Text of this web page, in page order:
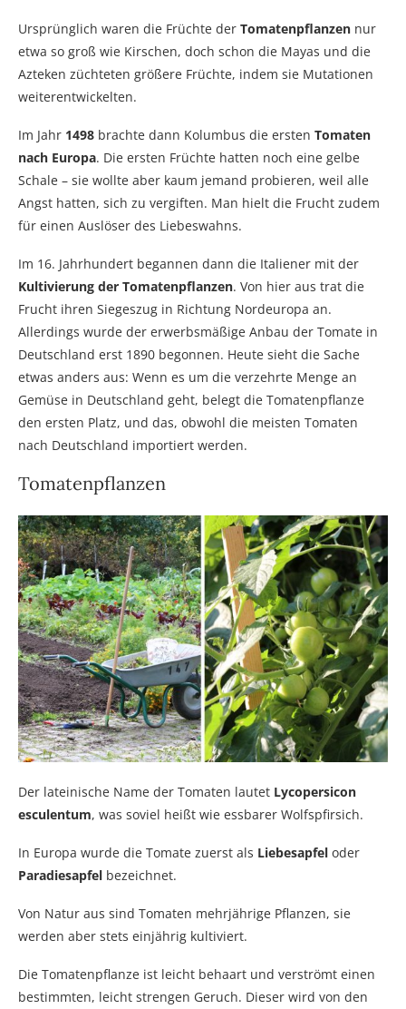
Ursprünglich waren die Früchte der Tomatenpflanzen nur
etwa so groß wie Kirschen, doch schon die Mayas und die
Azteken züchteten größere Früchte, indem sie Mutationen
weiterentwickelten.
Im Jahr 1498 brachte dann Kolumbus die ersten Tomaten
nach Europa. Die ersten Früchte hatten noch eine gelbe
Schale – sie wollte aber kaum jemand probieren, weil alle
Angst hatten, sich zu vergiften. Man hielt die Frucht zudem
für einen Auslöser des Liebeswahns.
Im 16. Jahrhundert begannen dann die Italiener mit der
Kultivierung der Tomatenpflanzen. Von hier aus trat die
Frucht ihren Siegeszug in Richtung Nordeuropa an.
Allerdings wurde der erwerbsmäßige Anbau der Tomate in
Deutschland erst 1890 begonnen. Heute sieht die Sache
etwas anders aus: Wenn es um die verzehrte Menge an
Gemüse in Deutschland geht, belegt die Tomatenpflanze
den ersten Platz, und das, obwohl die meisten Tomaten
nach Deutschland importiert werden.
Tomatenpflanzen
Der lateinische Name der Tomaten lautet Lycopersicon
esculentum, was soviel heißt wie essbarer Wolfspfirsich.
In Europa wurde die Tomate zuerst als Liebesapfel oder
Paradiesapfel bezeichnet.
Von Natur aus sind Tomaten mehrjährige Pflanzen, sie
werden aber stets einjährig kultiviert.
Die Tomatenpflanze ist leicht behaart und verströmt einen
bestimmten, leicht strengen Geruch. Dieser wird von den